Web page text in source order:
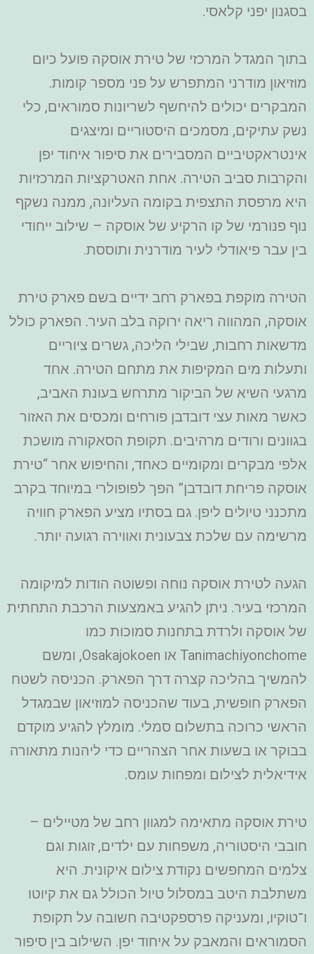
בסגנון יפני קלאסי.
בתוך המגדל המרכזי של טירת אוסקה פועל כיום
מוזיאון מודרני המתפרש על פני מספר קומות.
המבקרים יכולים להיחשף לשריונות סמוראים, כלי
נשק עתיקים, מסמכים היסטוריים ומיצגים
אינטראקטיביים המסבירים את סיפור איחוד יפן
והקרבות סביב הטירה. אחת האטרקציות המרכזיות
היא מרפסת התצפית בקומה העליונה, ממנה נשקף
נוף פנורמי של קו הרקיע של אוסקה – שילוב ייחודי
בין עבר פיאודלי לעיר מודרנית ותוססת.
הטירה מוקפת בפארק רחב ידיים בשם פארק טירת
אוסקה, המהווה ריאה ירוקה בלב העיר. הפארק כולל
מדשאות רחבות, שבילי הליכה, גשרים ציוריים
ותעלות מים המקיפות את מתחם הטירה. אחד
מרגעי השיא של הביקור מתרחש בעונת האביב,
כאשר מאות עצי דובדבן פורחים ומכסים את האזור
בגוונים ורודים מרהיבים. תקופת הסאקורה מושכת
אלפי מבקרים ומקומיים כאחד, והחיפוש אחר “טירת
אוסקה פריחת דובדבן” הפך לפופולרי במיוחד בקרב
מתכנני טיולים ליפן. גם בסתיו מציע הפארק חוויה
מרשימה עם שלכת צבעונית ואווירה רגועה יותר.
הגעה לטירת אוסקה נוחה ופשוטה הודות למיקומה
המרכזי בעיר. ניתן להגיע באמצעות הרכבת התחתית
של אוסקה ולרדת בתחנות סמוכות כמו
Tanimachiyonchome או Osakajokoen, ומשם
להמשיך בהליכה קצרה דרך הפארק. הכניסה לשטח
הפארק חופשית, בעוד שהכניסה למוזיאון שבמגדל
הראשי כרוכה בתשלום סמלי. מומלץ להגיע מוקדם
בבוקר או בשעות אחר הצהריים כדי ליהנות מתאורה
אידיאלית לצילום ומפחות עומס.
טירת אוסקה מתאימה למגוון רחב של מטיילים –
חובבי היסטוריה, משפחות עם ילדים, זוגות וגם
צלמים המחפשים נקודת צילום איקונית. היא
משתלבת היטב במסלול טיול הכולל גם את קיוטו
ו־טוקיו, ומעניקה פרספקטיבה חשובה על תקופת
הסמוראים והמאבק על איחוד יפן. השילוב בין סיפור